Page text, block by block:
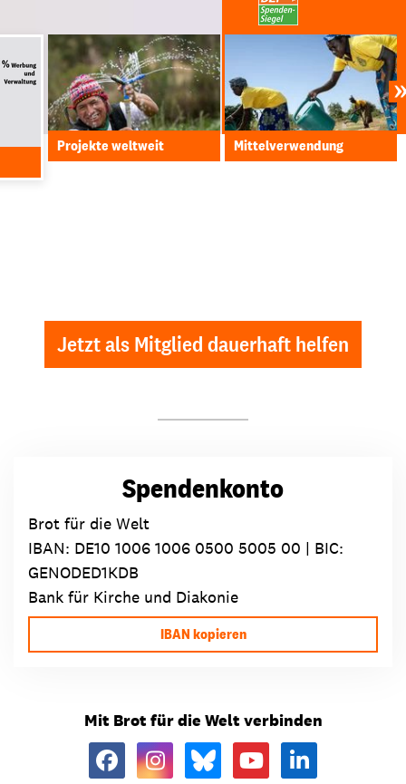
Projekte weltweit Mittelverwendung
Jetzt als Mitglied dauerhaft helfen
Spendenkonto
Brot für die Welt
IBAN: DE10 1006 1006 0500 5005 00 | BIC:
GENODED1KDB
Bank für Kirche und Diakonie
IBAN kopieren
Mit Brot für die Welt verbinden